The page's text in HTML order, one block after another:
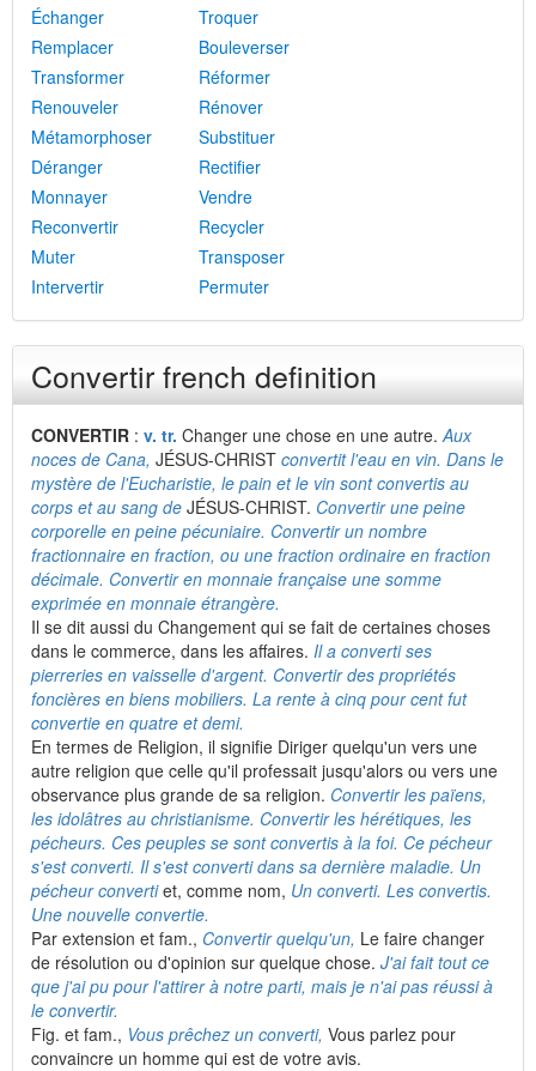
Échanger
Troquer
Remplacer
Bouleverser
Transformer
Réformer
Renouveler
Rénover
Métamorphoser
Substituer
Déranger
Rectifier
Monnayer
Vendre
Reconvertir
Recycler
Muter
Transposer
Intervertir
Permuter
Convertir french definition
CONVERTIR : v. tr. Changer une chose en une autre.Aux
noces de Cana, JÉSUS-CHRIST convertit l'eau en vin. Dans le
mystère de l'Eucharistie, le pain et le vin sont convertis au
corps et au sang de JÉSUS-CHRIST. Convertir une peine
corporelle en peine pécuniaire. Convertir un nombre
fractionnaire en fraction, ou une fraction ordinaire en fraction
décimale. Convertir en monnaie française une somme
exprimée en monnaie étrangère.
Il se dit aussi du Changement qui se fait de certaines choses
dans le commerce, dans les affaires. Il a converti ses
pierreries en vaisselle d'argent. Convertir des propriétés
foncières en biens mobiliers. La rente à cinq pour cent fut
convertie en quatre et demi.
En termes de Religion, il signifie Diriger quelqu'un vers une
autre religion que celle qu'il professait jusqu'alors ou vers une
observance plus grande de sa religion. Convertir les païens,
les idolâtres au christianisme. Convertir les hérétiques, les
pécheurs. Ces peuples se sont convertis à la foi. Ce pécheur
s'est converti. Il s'est converti dans sa dernière maladie. Un
pécheur convertiet, comme nom, Un converti. Les convertis.
Une nouvelle convertie.
Par extension et fam., Convertir quelqu'un, Le faire changer
de résolution ou d'opinion sur quelque chose. J'ai fait tout ce
que j'ai pu pour l'attirer à notre parti, mais je n'ai pas réussi à
le convertir.
Fig. et fam., Vous prêchez un converti, Vous parlez pour
convaincre un homme qui est de votre avis.